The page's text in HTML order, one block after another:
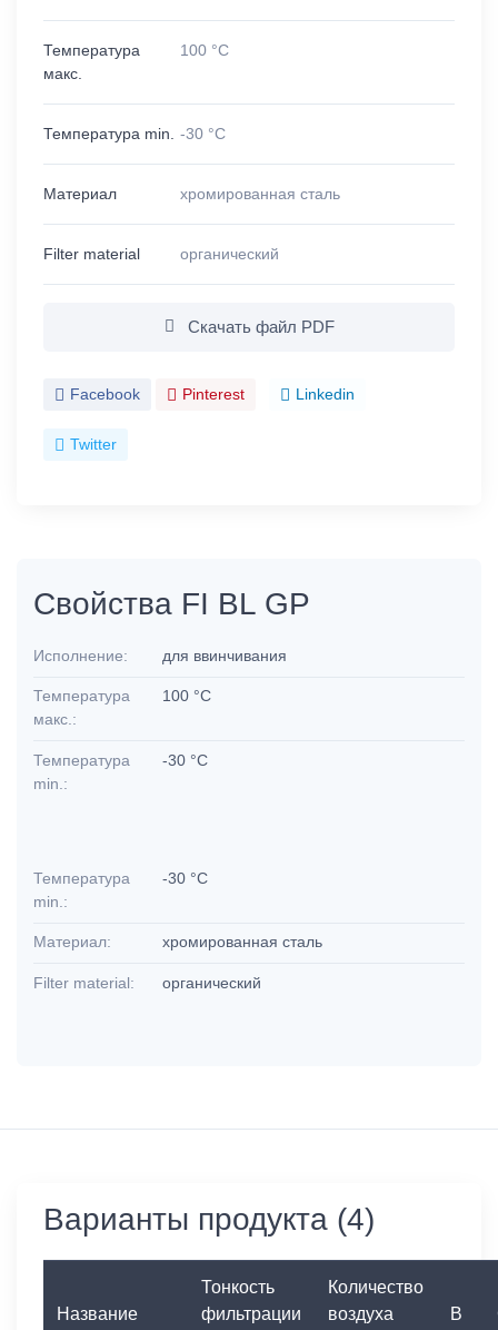
Температура
макс.
100 °C
Температура min. -30 °C
Материал хромированная сталь
Filter material органический
Скачать файл PDF
Facebook Pinterest Linkedin
Twitter
Свойства FI BL GP
Исполнение: для ввинчивания
Температура
макс.:
100 °C
Температура
min.:
-30 °C
Температура
min.:
-30 °C
Материал: хромированная сталь
Filter material: органический
Варианты продукта (4)
Название
Тонкость
фильтрации
Количество
воздуха
B